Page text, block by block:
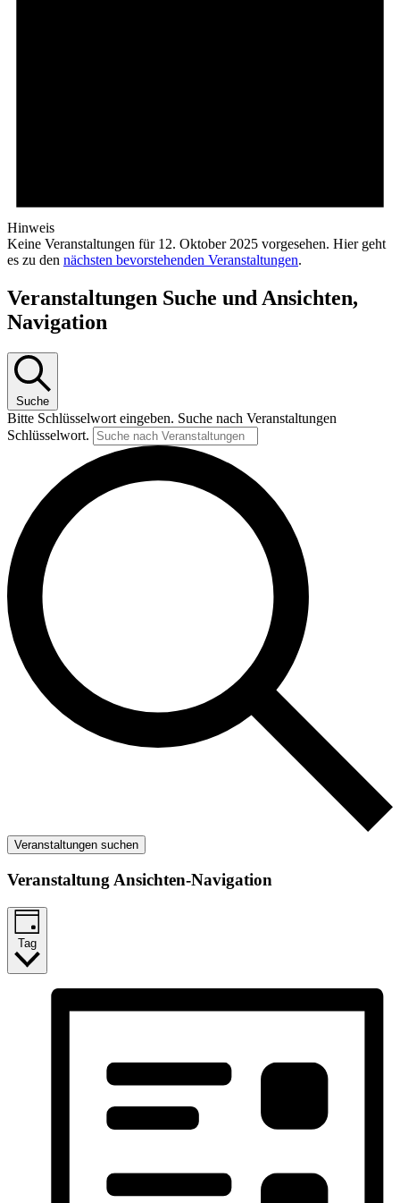
Hinweis
Keine Veranstaltungen für 12. Oktober 2025 vorgesehen. Hier geht
es zu den nächsten bevorstehenden Veranstaltungen.
Veranstaltungen Suche und Ansichten,
Navigation
Suche
Bitte Schlüsselwort eingeben. Suche nach Veranstaltungen
Schlüsselwort.
Veranstaltungen suchen
Veranstaltung Ansichten-Navigation
Tag